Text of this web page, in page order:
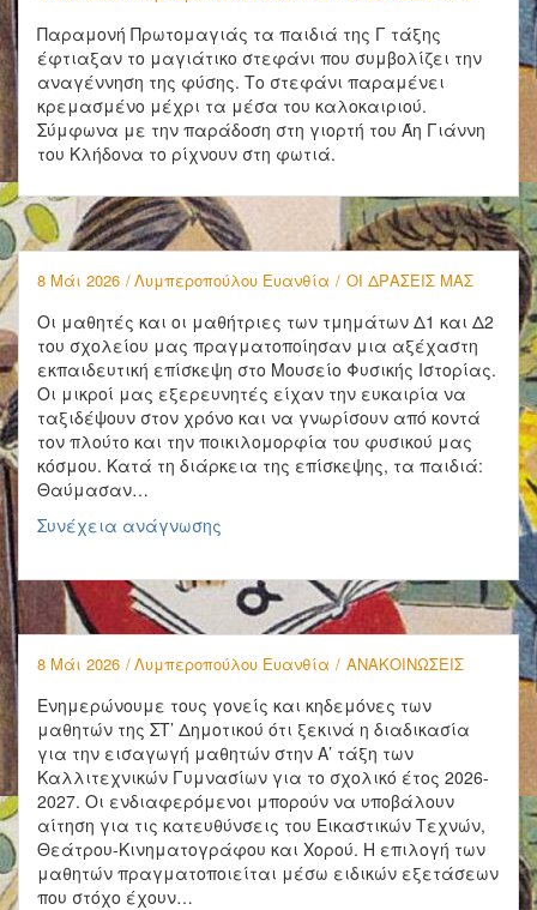
Παραμονή Πρωτομαγιάς τα παιδιά της Γ τάξης
έφτιαξαν το μαγιάτικο στεφάνι που συμβολίζει την
αναγέννηση της φύσης. Το στεφάνι παραμένει
κρεμασμένο μέχρι τα μέσα του καλοκαιριού.
Σύμφωνα με την παράδοση στη γιορτή του Άη Γιάννη
του Κλήδονα το ρίχνουν στη φωτιά.
8 Μάι 2026 Λυμπεροπούλου Ευανθία ΟΙ ΔΡΑΣΕΙΣ ΜΑΣ
Οι μαθητές και οι μαθήτριες των τμημάτων Δ1 και Δ2
του σχολείου μας πραγματοποίησαν μια αξέχαστη
εκπαιδευτική επίσκεψη στο Μουσείο Φυσικής Ιστορίας.
Οι μικροί μας εξερευνητές είχαν την ευκαιρία να
ταξιδέψουν στον χρόνο και να γνωρίσουν από κοντά
τον πλούτο και την ποικιλομορφία του φυσικού μας
κόσμου. Κατά τη διάρκεια της επίσκεψης, τα παιδιά:
Θαύμασαν…
Συνέχεια ανάγνωσης
8 Μάι 2026 Λυμπεροπούλου Ευανθία ΑΝΑΚΟΙΝΩΣΕΙΣ
Ενημερώνουμε τους γονείς και κηδεμόνες των
μαθητών της ΣΤ’ Δημοτικού ότι ξεκινά η διαδικασία
για την εισαγωγή μαθητών στην Α’ τάξη των
Καλλιτεχνικών Γυμνασίων για το σχολικό έτος 2026-
2027. Οι ενδιαφερόμενοι μπορούν να υποβάλουν
αίτηση για τις κατευθύνσεις του Εικαστικών Τεχνών,
Θεάτρου-Κινηματογράφου και Χορού. Η επιλογή των
μαθητών πραγματοποιείται μέσω ειδικών εξετάσεων
που στόχο έχουν…